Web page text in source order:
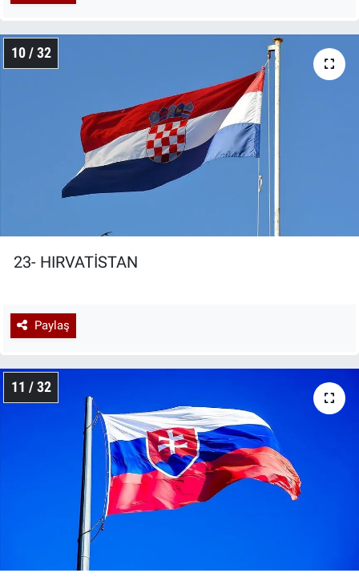
10 / 32
23- HIRVATİSTAN
Paylaş
11 / 32